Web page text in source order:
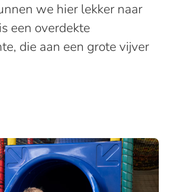
we hier lekker naar
een overdekte
die aan een grote vijver